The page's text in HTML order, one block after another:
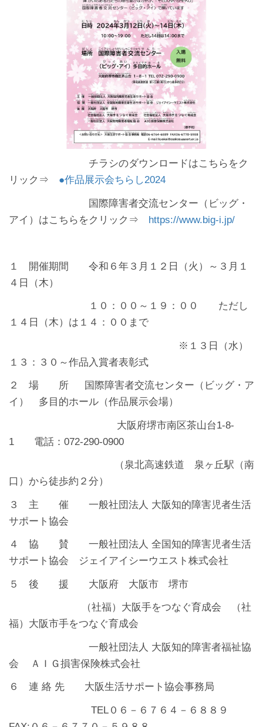
チラシのダウンロードはこちらをク
リック⇒ ●作品展示会ちらし2024
国際障害者交流センター（ビッグ・
アイ）はこちらをクリック⇒ https://www.big-i.jp/
１ 開催期間 令和６年３月１２日（火）～３月１
４日（木）
１０：００～１９：００ ただし
１４日（木）は１４：００まで
※１３日（水）
１３：３０～作品入賞者表彰式
２ 場 所 国際障害者交流センター（ビッグ・ア
イ） 多目的ホール（作品展示会場）
大阪府堺市南区茶山台1-8-
1 電話：072-290-0900
（泉北高速鉄道 泉ヶ丘駅（南
口）から徒歩約２分）
３ 主 催 一般社団法人 大阪知的障害児者生活
サポート協会
４ 協 賛 一般社団法人 全国知的障害児者生活
サポート協会 ジェイアイシーウエスト株式会社
５ 後 援 大阪府 大阪市 堺市
（社福）大阪手をつなぐ育成会 （社
福）大阪市手をつなぐ育成会
一般社団法人 大阪知的障害者福祉協
会 ＡＩＧ損害保険株式会社
６ 連 絡 先 大阪生活サポート協会事務局
TEL０６－６７６４－６８８９